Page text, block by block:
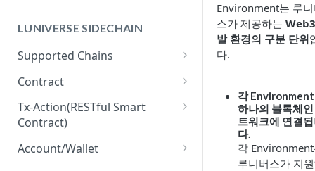
Luniverse
How to Create EOA/DEOA
LUNIVERSE SIDECHAIN
Supported Chains
Luniverse PoA Sidechain
IBFT2 Sidechain
Hyperledger Fabric Sidechain
Contract
Contract Resource
Contract Deployment
Tx-Action(RESTful Smart
Contract)
How to Create Tx-Action
Account/Wallet
Environment는 루
스가 제공하는
발 환경의 구분 단위
다.
각
하나의 블록체
트워크에 연결
다.
각
루니버스가 지